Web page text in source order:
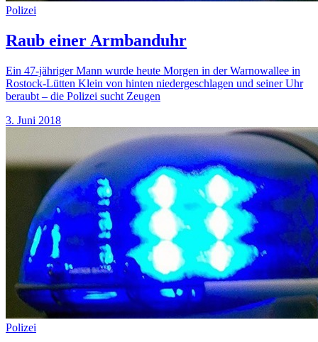
Polizei
Raub einer Armbanduhr
Ein 47-jähriger Mann wurde heute Morgen in der Warnowallee in
Rostock-Lütten Klein von hinten niedergeschlagen und seiner Uhr
beraubt – die Polizei sucht Zeugen
3. Juni 2018
Polizei